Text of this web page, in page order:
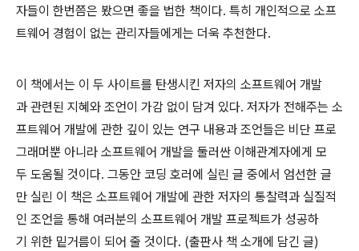
자들이 한번쯤은 봤으면 좋을 법한 책이다. 특히 개인적으로 소프
트웨어 경험이 없는 관리자들에게는 더욱 추천한다.
이 책에서는 이 두 사이트를 탄생시킨 저자의 소프트웨어 개발
과 관련된 지혜와 조언이 가감 없이 담겨 있다. 저자가 전해주는 소
프트웨어 개발에 관한 깊이 있는 연구 내용과 조언들은 비단 프로
그래머뿐 아니라 소프트웨어 개발을 둘러싼 이해관계자에게 모
두 도움될 것이다. 그동안 코딩 호러에 실린 글 중에서 엄선한 글
만 실린 이 책은 소프트웨어 개발에 관한 저자의 통찰력과 실질적
인 조언을 통해 여러분의 소프트웨어 개발 프로젝트가 성공하
기 위한 밑거름이 되어 줄 것이다. (출판사 책 소개에 담긴 글)